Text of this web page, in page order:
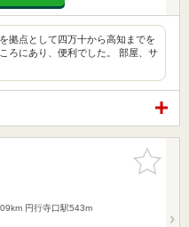
拠点として四万十から高知までを
ろにあり、便利でした。 部屋、サ
お気に入
りに追加
円行寺口駅543m